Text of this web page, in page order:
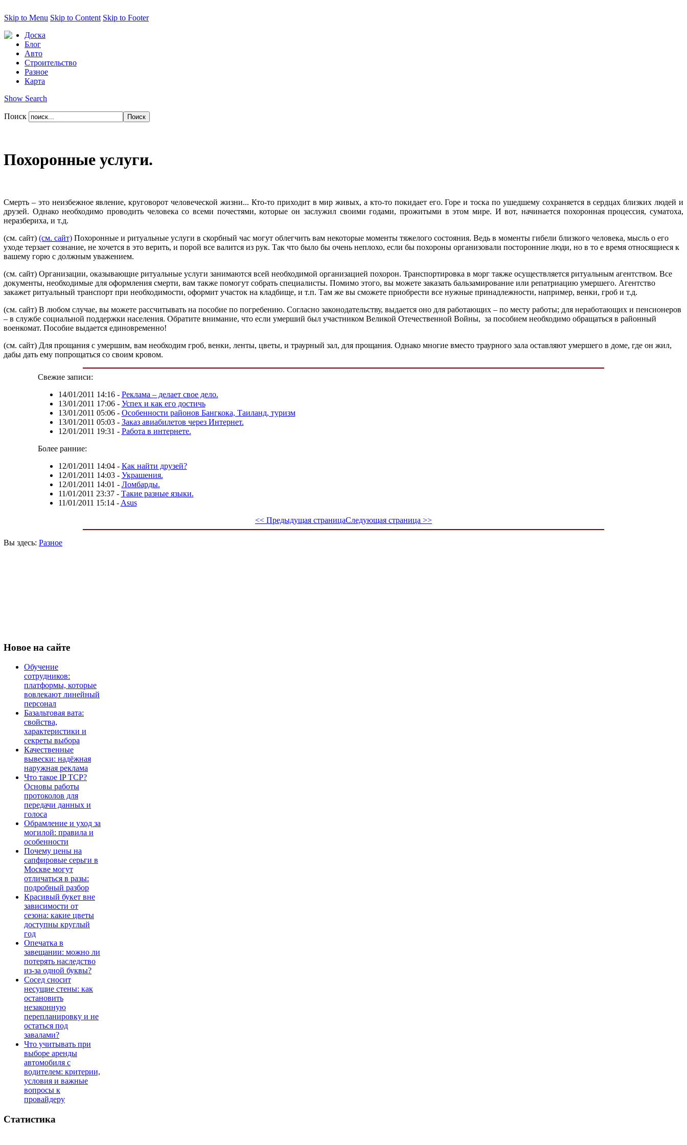
Skip to Menu Skip to Content Skip to Footer
Доска
Блог
Авто
Строительство
Разное
Карта
Show Search
Поиск
Похоронные услуги.
Смерть – это неизбежное явление, круговорот человеческой жизни... Кто-то приходит в мир живых, а кто-то покидает его. Горе и тоска по ушедшему сохраняется в сердцах близких людей и
друзей. Однако необходимо проводить человека со всеми почестями, которые он заслужил своими годами, прожитыми в этом мире. И вот, начинается похоронная процессия, суматоха,
неразбериха, и т.д.
(см. сайт) (см. сайт) Похоронные и ритуальные услуги в скорбный час могут облегчить вам некоторые моменты тяжелого состояния. Ведь в моменты гибели близкого человека, мысль о его
уходе терзает сознание, не хочется в это верить, и порой все валится из рук. Так что было бы очень неплохо, если бы похороны организовали посторонние люди, но в то е время относящиеся к
вашему горю с должным уважением.
(см. сайт) Организации, оказывающие ритуальные услуги занимаются всей необходимой организацией похорон. Транспортировка в морг также осуществляется ритуальным агентством. Все
документы, необходимые для оформления смерти, вам также помогут собрать специалисты. Помимо этого, вы можете заказать бальзамирование или репатриацию умершего. Агентство
закажет ритуальный транспорт при необходимости, оформит участок на кладбище, и т.п. Там же вы сможете приобрести все нужные принадлежности, например, венки, гроб и т.д.
(см. сайт) В любом случае, вы можете рассчитывать на пособие по погребению. Согласно законодательству, выдается оно для работающих – по месту работы; для неработающих и пенсионеров
– в службе социальной поддержки населения. Обратите внимание, что если умерший был участником Великой Отечественной Войны, за пособием необходимо обращаться в районный
военкомат. Пособие выдается единовременно!
(см. сайт) Для прощания с умершим, вам необходим гроб, венки, ленты, цветы, и траурный зал, для прощания. Однако многие вместо траурного зала оставляют умершего в доме, где он жил,
дабы дать ему попрощаться со своим кровом.
Свежие записи:
14/01/2011 14:16- Реклама – делает свое дело.
13/01/2011 17:06- Успех и как его достичь
13/01/2011 05:06- Особенности районов Бангкока, Таиланд, туризм
13/01/2011 05:03- Заказ авиабилетов через Интернет.
12/01/2011 19:31 - Работа в интернете.
Более ранние:
12/01/2011 14:04- Как найти друзей?
12/01/2011 14:03- Украшения.
12/01/2011 14:01 - Ломбарды.
11/01/2011 23:37- Такие разные языки.
11/01/2011 15:14- Asus
<< Предыдущая страницаСледующая страница >>
Вы здесь: Разное
Новое на сайте
Обучение
сотрудников:
платформы, которые
вовлекают линейный
персонал
Базальтовая вата:
свойства,
характеристики и
секреты выбора
Качественные
вывески: надёжная
наружная реклама
Что такое IP TCP?
Основы работы
протоколов для
передачи данных и
голоса
Обрамление и уход за
могилой: правила и
особенности
Почему цены на
сапфировые серьги в
Москве могут
отличаться в разы:
подробный разбор
Красивый букет вне
зависимости от
сезона: какие цветы
доступны круглый
год
Опечатка в
завещании: можно ли
потерять наследство
из-за одной буквы?
Сосед сносит
несущие стены: как
остановить
незаконную
перепланировку и не
остаться под
завалами?
Что учитывать при
выборе аренды
автомобиля с
водителем: критерии,
условия и важные
вопросы к
провайдеру
Статистика